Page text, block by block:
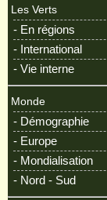
Les Verts
- En régions
- International
- Vie interne
Monde
- Démographie
- Europe
- Mondialisation
- Nord - Sud